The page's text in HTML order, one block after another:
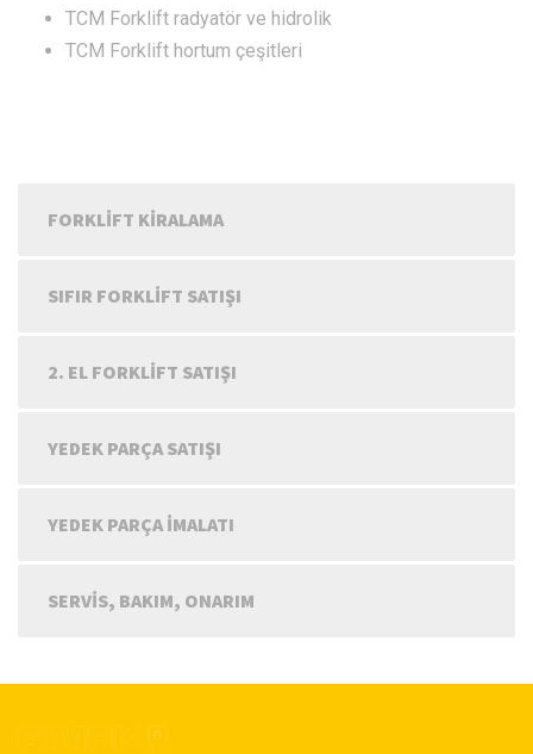
TCM Forklift radyatör ve hidrolik
TCM Forklift hortum çeşitleri
FORKLIFT KIRALAMA
SIFIR FORKLIFT SATIŞI
2. EL FORKLIFT SATIŞI
YEDEK PARÇA SATIŞI
YEDEK PARÇA İMALATI
SERVIS, BAKIM, ONARIM